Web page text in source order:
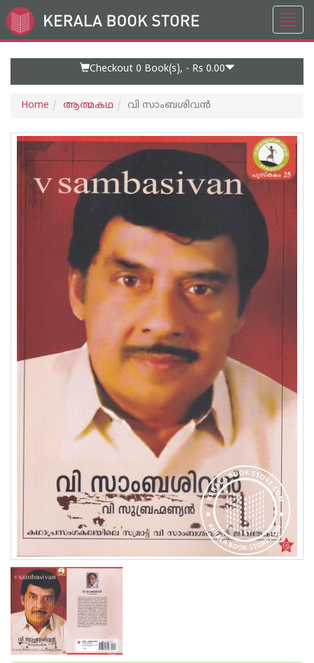
Go
to
Checkout 0 Book(s), - Rs 0.00
Home ആത്മകഥ വി സാംബശിവന്‍